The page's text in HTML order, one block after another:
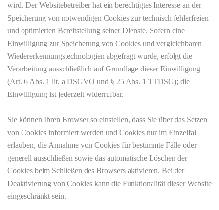
wird. Der Websitebetreiber hat ein berechtigtes Interesse an der
Speicherung von notwendigen Cookies zur technisch fehlerfreien
und optimierten Bereitstellung seiner Dienste. Sofern eine
Einwilligung zur Speicherung von Cookies und vergleichbaren
Wiedererkennungstechnologien abgefragt wurde, erfolgt die
Verarbeitung ausschließlich auf Grundlage dieser Einwilligung
(Art. 6 Abs. 1 lit. a DSGVO und § 25 Abs. 1 TTDSG); die
Einwilligung ist jederzeit widerrufbar.
Sie können Ihren Browser so einstellen, dass Sie über das Setzen
von Cookies informiert werden und Cookies nur im Einzelfall
erlauben, die Annahme von Cookies für bestimmte Fälle oder
generell ausschließen sowie das automatische Löschen der
Cookies beim Schließen des Browsers aktivieren. Bei der
Deaktivierung von Cookies kann die Funktionalität dieser Website
eingeschränkt sein.